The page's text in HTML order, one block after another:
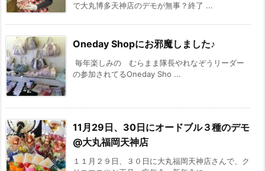
で大丸博多天神店のデモが無事？終了 ...
Oneday Shopにお邪魔しました♪
毎年楽しみの むらまま隊長やれなぞうリーダー
の参加されてるOneday Sho ...
11月29日、30日にオードブル３種のデモ
@大丸福岡天神店
１１月２９日、３０日に大丸福岡天神店さんで、ク